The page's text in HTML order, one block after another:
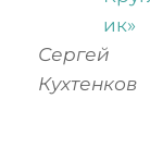
Сергей
Кухтенков